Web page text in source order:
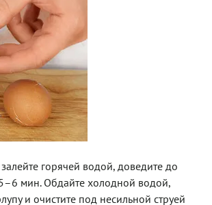
горячей водой, доведите до
мин. Обдайте холодной водой,
и очистите под несильной струей